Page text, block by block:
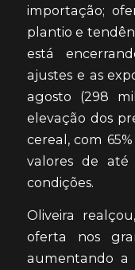
importação;
plantio e
está
ajustes e as
agosto (298
elevação dos
cereal, com
valores de até
condições.
Oliveira
oferta nos
aumentando a